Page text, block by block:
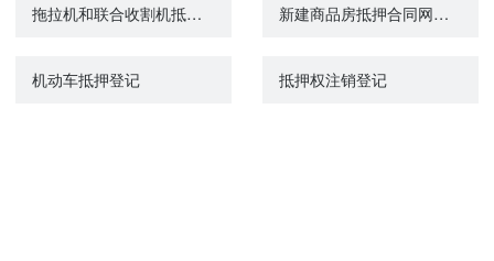
拖拉机和联合收割机抵押登记 新建商品房抵押合同网签备案
机动车抵押登记 抵押权注销登记